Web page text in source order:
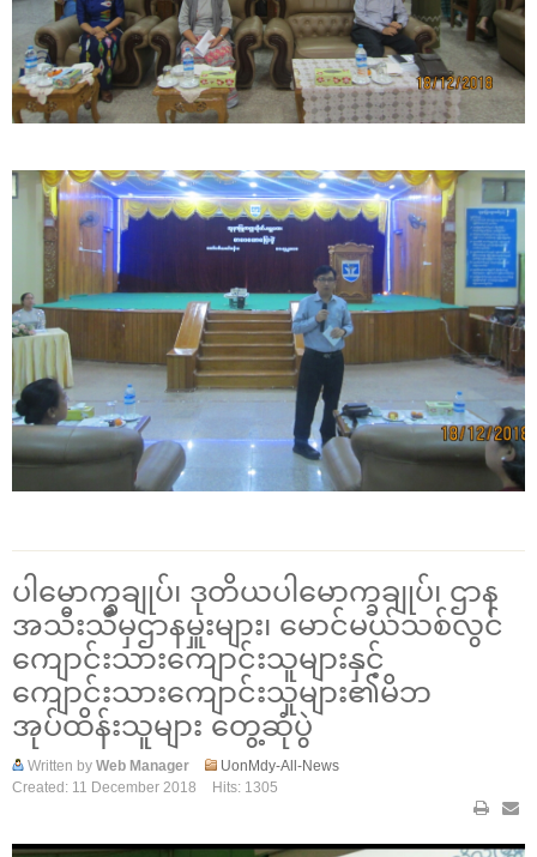
ပါမောက္ခချုပ်၊ ဒုတိယပါမောက္ခချုပ်၊ ဌာန
အသီးသီမှဌာနမှူးများ၊ မောင်မယ်သစ်လွင်
ကျောင်းသားကျောင်းသူများနှင့်
ကျောင်းသားကျောင်းသူများ၏မိဘ
အုပ်ထိန်းသူများ တွေ့ဆုံပွဲ
Written by Web Manager
UonMdy-All-News
Created: 11 December 2018
Hits: 1305